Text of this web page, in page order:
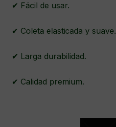
✔ Fácil de usar.
✔ Coleta elasticada y suave.
✔ Larga durabilidad.
✔ Calidad premium.